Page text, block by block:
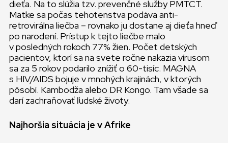
dieťa. Na to slúžia tzv. prevenčné služby PMTCT.
Matke sa počas tehotenstva podáva anti-
retrovirálna liečba – rovnako ju dostane aj dieťa hneď
po narodení. Prístup k tejto liečbe malo
v posledných rokoch 77% žien. Počet detských
pacientov, ktorí sa na svete ročne nakazia vírusom
sa za 5 rokov podarilo znížiť o 60-tisíc. MAGNA
s HIV/AIDS bojuje v mnohých krajinách, v ktorých
pôsobí. Kambodža alebo DR Kongo. Tam všade sa
darí zachraňovať ľudské životy.
Najhoršia situácia je v Afrike